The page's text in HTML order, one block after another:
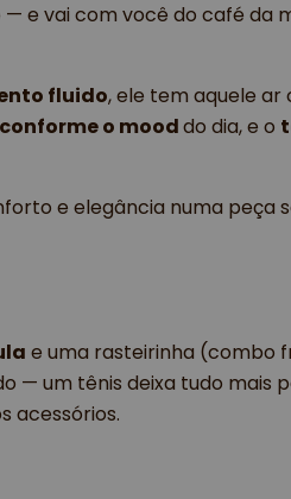
e vai com você do café da
fluido, ele tem aquele
o mood do dia, e o
e elegância numa peça
e uma rasteirinha (combo
— um tênis deixa tudo mais
acessórios.